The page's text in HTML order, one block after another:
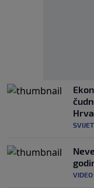
SVIJET
VIDEO